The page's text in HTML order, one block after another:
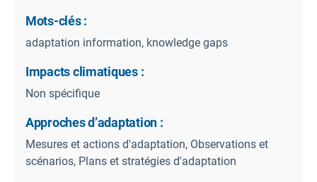
Mots-clés :
adaptation information, knowledge gaps
Impacts climatiques :
Non spécifique
Approches d’adaptation :
Mesures et actions d'adaptation, Observations et
scénarios, Plans et stratégies d'adaptation